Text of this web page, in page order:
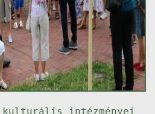
kulturális intézményei